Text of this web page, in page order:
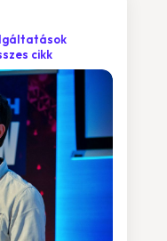
cikk